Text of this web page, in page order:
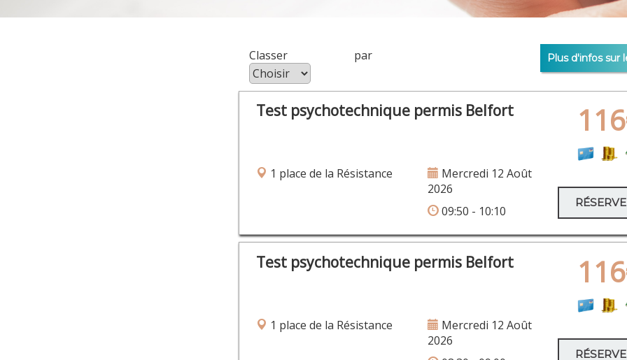
Classer par Plus d'infos sur
Test psychotechnique permis Belfort
1 place de la Résistance
Mercredi 12 Août
2026
09:50 - 10:10
Test psychotechnique permis Belfort
1 place de la Résistance
Mercredi 12 Août
2026
×